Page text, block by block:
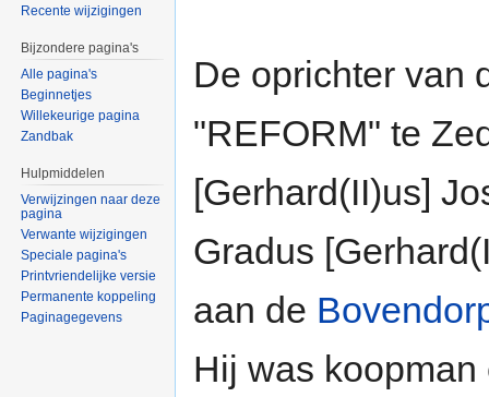
De oprichter van
"REFORM" te
[Gerhard(II)us]
Gradus
aan de
Hij was
Recente wijzigingen
Bijzondere pagina's
Alle pagina's
Beginnetjes
Willekeurige pagina
Zandbak
Hulpmiddelen
Verwijzingen naar deze
pagina
Verwante wijzigingen
Speciale pagina's
Printvriendelijke versie
Permanente koppeling
Paginagegevens